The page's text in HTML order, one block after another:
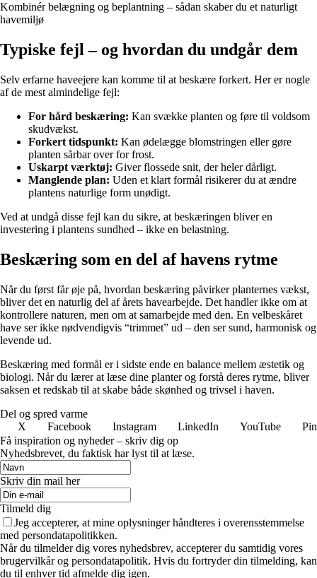
Kombinér belægning og beplantning – sådan skaber du et naturligt
havemiljø
Typiske fejl – og hvordan du undgår dem
Selv erfarne haveejere kan komme til at beskære forkert. Her er nogle
af de mest almindelige fejl:
For hård beskæring: Kan svække planten og føre til voldsom
skudvækst.
Forkert tidspunkt: Kan ødelægge blomstringen eller gøre
planten sårbar over for frost.
Uskarpt værktøj: Giver flossede snit, der heler dårligt.
Manglende plan: Uden et klart formål risikerer du at ændre
plantens naturlige form unødigt.
Ved at undgå disse fejl kan du sikre, at beskæringen bliver en
investering i plantens sundhed – ikke en belastning.
Beskæring som en del af havens rytme
Når du først får øje på, hvordan beskæring påvirker planternes vækst,
bliver det en naturlig del af årets havearbejde. Det handler ikke om at
kontrollere naturen, men om at samarbejde med den. En velbeskåret
have ser ikke nødvendigvis “trimmet” ud – den ser sund, harmonisk og
levende ud.
Beskæring med formål er i sidste ende en balance mellem æstetik og
biologi. Når du lærer at læse dine planter og forstå deres rytme, bliver
saksen et redskab til at skabe både skønhed og trivsel i haven.
Del og spred varme
X
Facebook Instagram LinkedIn YouTube
Få inspiration og nyheder – skriv dig op
Nyhedsbrevet, du faktisk har lyst til at læse.
Skriv din mail her
Tilmeld dig
Jeg accepterer, at mine oplysninger håndteres i overensstemmelse
med persondatapolitikken.
Når du tilmelder dig vores nyhedsbrev, accepterer du samtidig vores
brugervilkår og persondatapolitik. Hvis du fortryder din tilmelding, kan
du til enhver tid afmelde dig igen.